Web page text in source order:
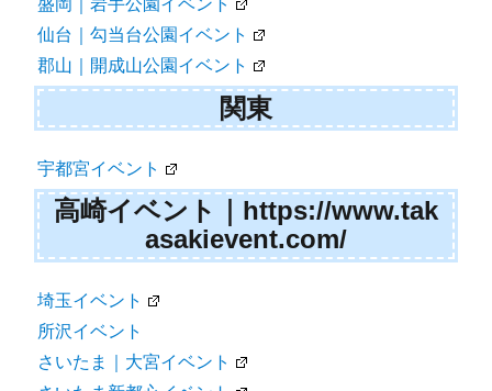
盛岡｜岩手公園イベント
仙台｜勾当台公園イベント
郡山｜開成山公園イベント
関東
宇都宮イベント
高崎イベント｜https://www.tak
asakievent.com/
埼玉イベント
所沢イベント
さいたま｜大宮イベント